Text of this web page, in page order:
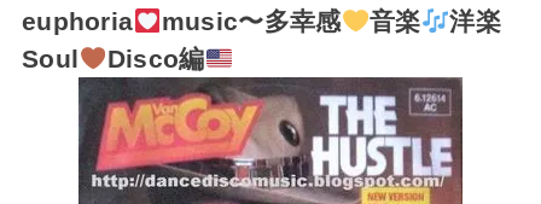
euphoria
music〜多幸感 音楽
洋楽
Soul
Disco編